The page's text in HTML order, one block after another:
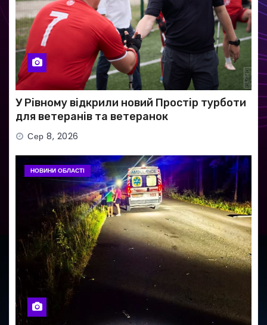
У Рівному відкрили новий Простір турботи
для ветеранів та ветеранок
Сер 8, 2026
НОВИНИ ОБЛАСТІ